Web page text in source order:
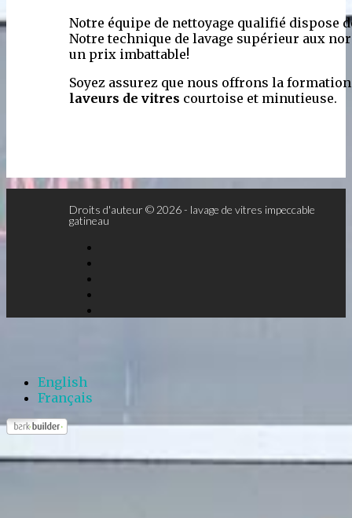
Notre équipe de nettoyage qualifié dispose
Notre technique de lavage supérieur aux
un prix imbattable!
Soyez assurez que nous offrons la
laveurs de vitres courtoise et minutieuse.
Droits d'auteur © 2026 - lavage de vitres impeccable
gatineau
English
Français